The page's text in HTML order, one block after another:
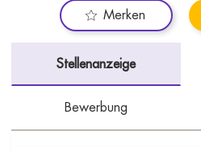
Merken
Stellenanzeige
Bewerbung